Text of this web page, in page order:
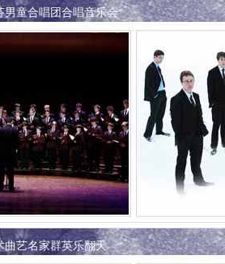
童合唱团合唱音乐会
艺名家群英乐翻天